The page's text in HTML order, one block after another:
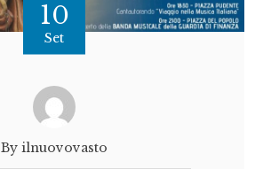
10
Set
By ilnuovovasto